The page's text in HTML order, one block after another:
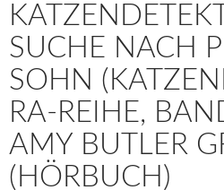
SUCHE NACH
SOHN
RA-REIHE,
AMY BUTLER
(HÖRBUCH)